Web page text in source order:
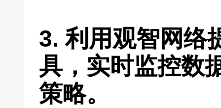
3. 利用观智网络
具，实时监控数
策略。